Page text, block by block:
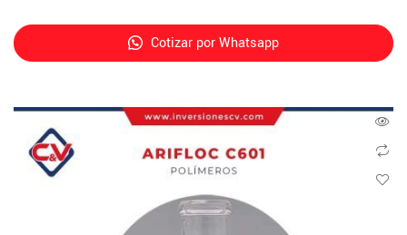
Cotizar por Whatsapp